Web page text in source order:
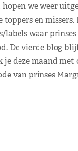
hopen we weer
toppers en
labels waar
De vierde blog
je deze maand met
van prinses